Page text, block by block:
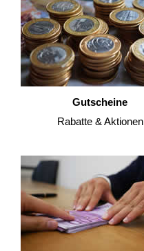
Gutscheine
Rabatte & Aktionen